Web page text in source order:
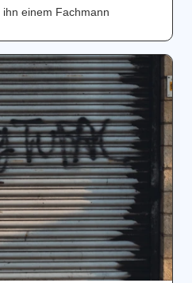
einem Fachmann